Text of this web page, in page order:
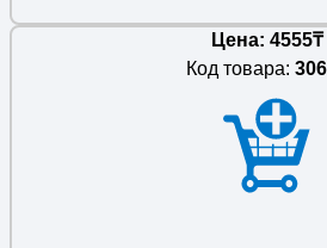
Цена: 4555₸
Код товара: